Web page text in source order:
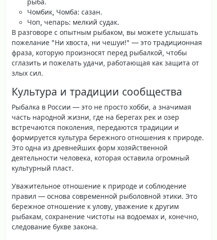
Чомбик, Чомба: сазан.
Чоп, чепарь: мелкий судак.
В разговоре с опытным рыбаком, вы можете услышать
пожелание "Ни хвоста, ни чешуи!" — это традиционная
фраза, которую произносят перед рыбалкой, чтобы
сглазить и пожелать удачи, работающая как защита от
злых сил.
Культура и традиции сообщества
Рыбалка в России — это не просто хобби, а значимая
часть народной жизни, где на берегах рек и озер
встречаются поколения, передаются традиции и
формируется культура бережного отношения к природе.
Это одна из древнейших форм хозяйственной
деятельности человека, которая оставила огромный
культурный пласт.
Уважительное отношение к природе и соблюдение
правил — основа современной рыболовной этики. Это
бережное отношение к улову, уважение к другим
рыбакам, сохранение чистоты на водоемах и, конечно,
следование букве закона.